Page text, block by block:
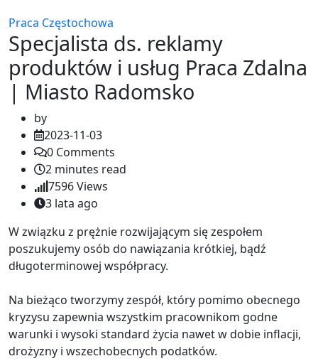
Praca Częstochowa
Specjalista ds. reklamy
produktów i usług Praca Zdalna
| Miasto Radomsko
by
2023-11-03
0 Comments
2 minutes read
7596Views
3 lata ago
W związku z prężnie rozwijającym się zespołem
poszukujemy osób do nawiązania krótkiej, bądź
długoterminowej współpracy.
Na bieżąco tworzymy zespół, który pomimo obecnego
kryzysu zapewnia wszystkim pracownikom godne
warunki i wysoki standard życia nawet w dobie inflacji,
drożyzny i wszechobecnych podatków.